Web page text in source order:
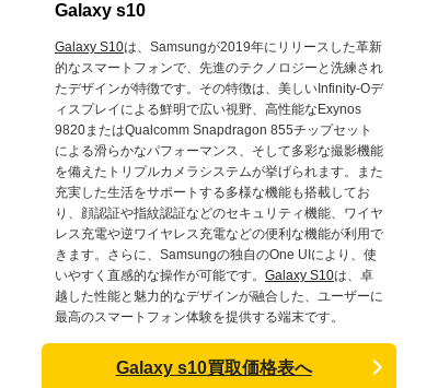
Galaxy s10
Galaxy S10は、Samsungが2019年にリリースした革新
的なスマートフォンで、先進のテクノロジーと洗練され
たデザインが特徴です。その特徴は、美しいInfinity-Oデ
ィスプレイによる鮮明で広い視野、高性能なExynos
9820またはQualcomm Snapdragon 855チップセット
による滑らかなパフォーマンス、そして多彩な撮影機能
を備えたトリプルカメラシステムが挙げられます。また
充実した生活をサポートする多様な機能も搭載してお
り、顔認証や指紋認証などのセキュリティ機能、ワイヤ
レス充電や逆ワイヤレス充電などの便利な機能が利用で
きます。さらに、Samsungの独自のOne UIにより、使
いやすく直感的な操作が可能です。 Galaxy S10は、卓
越した性能と魅力的なデザインが融合した、ユーザーに
最高のスマートフォン体験を提供する端末です。
Galaxy s10買取価格表へ